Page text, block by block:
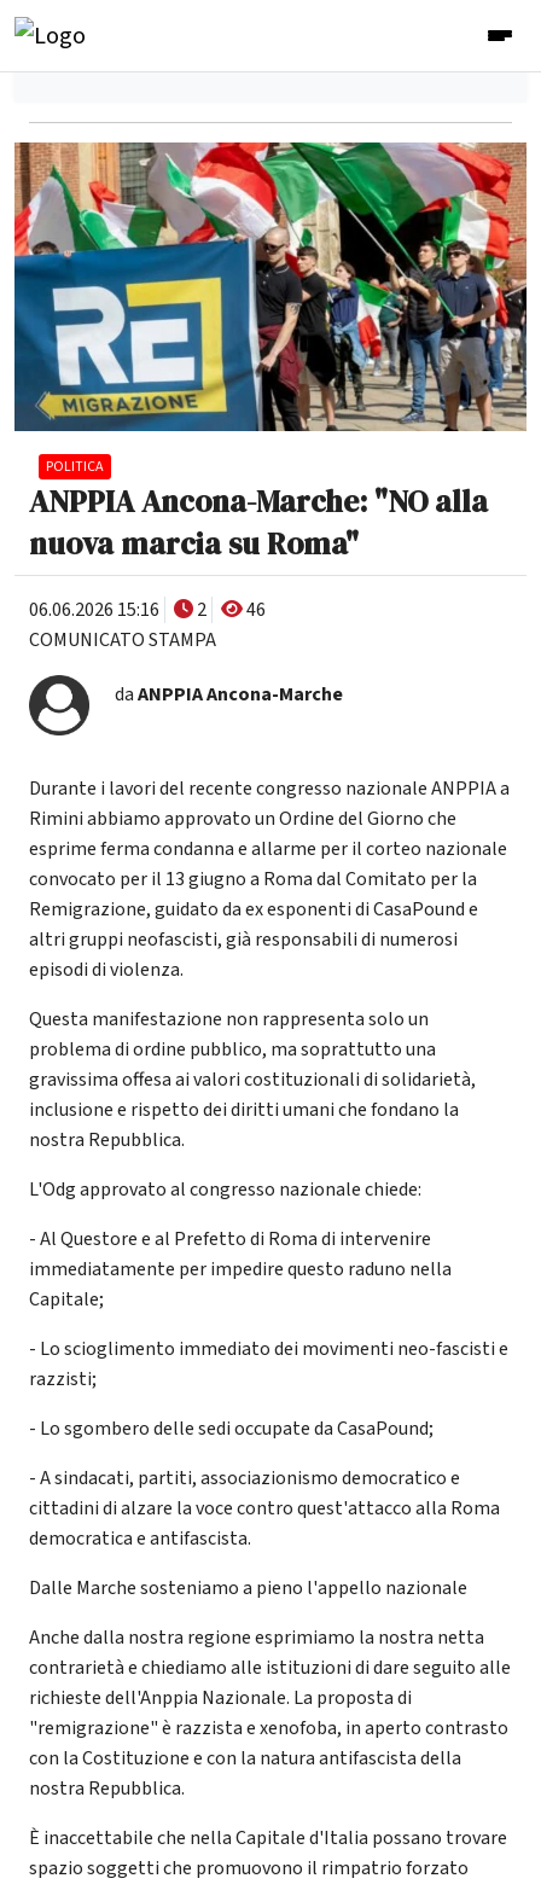
POLITICA
ANPPIA Ancona-Marche: "NO alla
nuova marcia su Roma"
06.06.2026 15:16 2
46
COMUNICATO STAMPA
daANPPIA Ancona-Marche
Durante i lavori del recente congresso nazionale ANPPIA a
Rimini abbiamo approvato un Ordine del Giorno che
esprime ferma condanna e allarme per il corteo nazionale
convocato per il 13 giugno a Roma dal Comitato per la
Remigrazione, guidato da ex esponenti di CasaPound e
altri gruppi neofascisti, già responsabili di numerosi
episodi di violenza.
Questa manifestazione non rappresenta solo un
problema di ordine pubblico, ma soprattutto una
gravissima offesa ai valori costituzionali di solidarietà,
inclusione e rispetto dei diritti umani che fondano la
nostra Repubblica.
L'Odg approvato al congresso nazionale chiede:
- Al Questore e al Prefetto di Roma di intervenire
immediatamente per impedire questo raduno nella
Capitale;
- Lo scioglimento immediato dei movimenti neo-fascisti e
razzisti;
- Lo sgombero delle sedi occupate da CasaPound;
- A sindacati, partiti, associazionismo democratico e
cittadini di alzare la voce contro quest'attacco alla Roma
democratica e antifascista.
Dalle Marche sosteniamo a pieno l'appello nazionale
Anche dalla nostra regione esprimiamo la nostra netta
contrarietà e chiediamo alle istituzioni di dare seguito alle
richieste dell'Anppia Nazionale. La proposta di
"remigrazione" è razzista e xenofoba, in aperto contrasto
con la Costituzione e con la natura antifascista della
nostra Repubblica.
È inaccettabile che nella Capitale d'Italia possano trovare
spazio soggetti che promuovono il rimpatrio forzato